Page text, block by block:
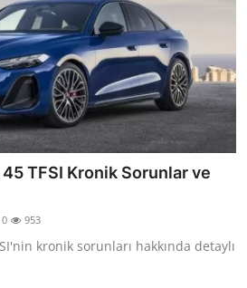
TFSI Kronik Sorunlar ve
0 953
kronik sorunları hakkında detaylı